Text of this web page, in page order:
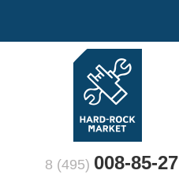
8 (495) 008-85-27